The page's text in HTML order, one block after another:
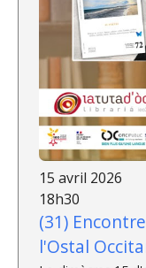
15 avril 2026
18h30
(31)
l'Ostal